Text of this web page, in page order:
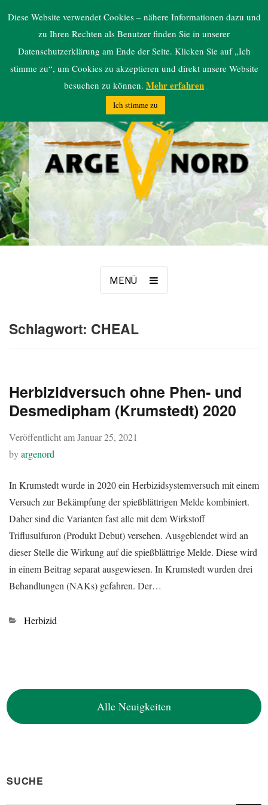
ARGE NORD
MENÜ
Schlagwort: CHEAL
Herbizidversuch ohne Phen- und
Desmedipham (Krumstedt) 2020
Veröffentlicht amJanuar 25, 2021
byargenord
In Krumstedt wurde in 2020 ein Herbizidsystemversuch mit einem
Versuch zur Bekämpfung der spießblättrigen Melde kombiniert.
Daher sind die Varianten fast alle mit dem Wirkstoff
Triflusulfuron (Produkt Debut) versehen. Ausgeblendet wird an
dieser Stelle die Wirkung auf die spießblättrige Melde. Diese wird
in einem Beitrag separat ausgewiesen. In Krumstedt wurden drei
Behandlungen (NAKs) gefahren. Der…
Kategorien
Herbizid
Alle Neuigkeiten
SUCHE
Diese Website verwendet Cookies – nähere Informationen dazu und
zu Ihren Rechten als Benutzer finden Sie in unserer
Datenschutzerklärung am Ende der Seite. Klicken Sie auf „Ich
stimme zu“, um Cookies zu akzeptieren und direkt unsere Website
besuchen zu können. Mehr erfahren
Ich stimme zu